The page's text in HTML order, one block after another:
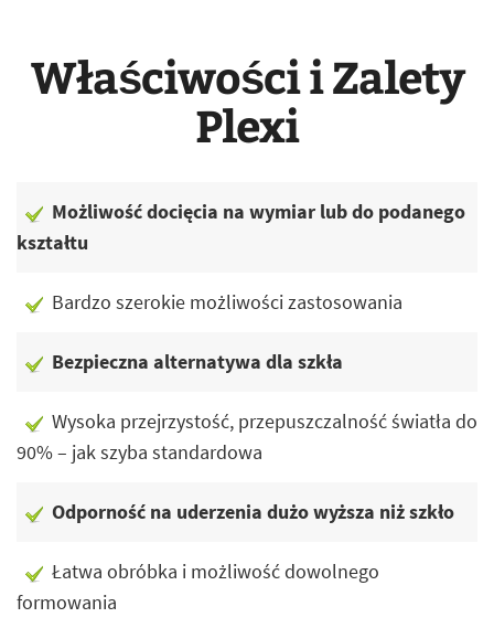
Właściwości i Zalety
Plexi
Możliwość docięcia na wymiar lub do podanego
kształtu
Bardzo szerokie możliwości zastosowania
Bezpieczna alternatywa dla szkła
Wysoka przejrzystość, przepuszczalność światła do
90% – jak szyba standardowa
Odporność na uderzenia dużo wyższa niż szkło
Łatwa obróbka i możliwość dowolnego
formowania